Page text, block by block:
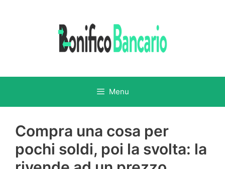
Menu
Compra una cosa per
pochi soldi, poi la svolta: la